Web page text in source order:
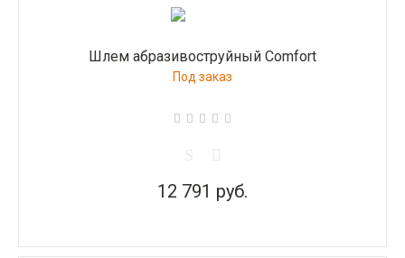
Шлем абразивоструйный Comfort
Под заказ
12 791 руб.